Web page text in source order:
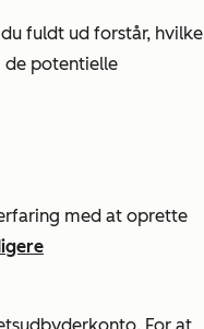
fuldt ud forstår, hvilke
de potentielle
med at oprette